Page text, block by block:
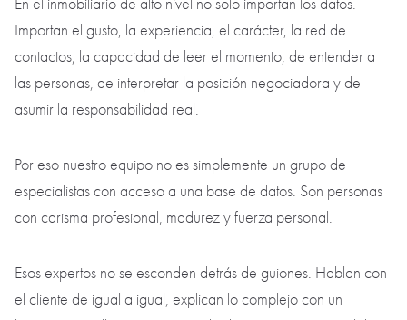
Pero hay cosas que la tecnología no puede sustituir.
No se puede sustituir el carisma de un experto sólido que
realmente domina la materia. No se puede automatizar la
vivido negociaciones complejas, ha atravesado distintos ciclos
de mercado y ha resuelto situaciones no estándar.
Importan el gusto, la experiencia, el carácter, la red de
contactos, la capacidad de leer el momento, de entender a